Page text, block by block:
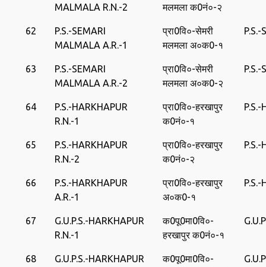
MALMALA R.N.-2
मलमला क0नं०-२
62
P.S.-SEMARI
MALMALA A.R.-1
प्रा0वि०-सेमरी
मलमला अ०क0-१
63
P.S.-SEMARI
MALMALA A.R.-2
प्रा0वि०-सेमरी
मलमला अ०क0-२
64
P.S.-HARKHAPUR
R.N.-1
प्रा0वि०-हरखापुर
क0नं०-१
P.S.-
65
P.S.-HARKHAPUR
R.N.-2
प्रा0वि०-हरखापुर
क0नं०-२
P.S.-
66
P.S.-HARKHAPUR
A.R.-1
प्रा0वि०-हरखापुर
अ०क0-१
P.S.-
67
G.U.P.S.-HARKHAPUR
R.N.-1
क0पू0मा0वि०-
हरखापुर क0नं०-१
68
G.U.P.S.-HARKHAPUR
क0पू0मा0वि०-